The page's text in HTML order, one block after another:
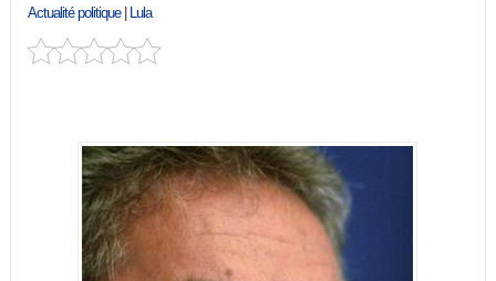
Actualité politique| Lula